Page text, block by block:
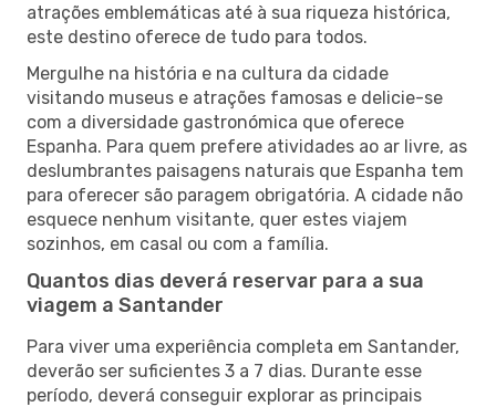
atrações emblemáticas até à sua riqueza histórica,
este destino oferece de tudo para todos.
Mergulhe na história e na cultura da cidade
visitando museus e atrações famosas e delicie-se
com a diversidade gastronómica que oferece
Espanha. Para quem prefere atividades ao ar livre, as
deslumbrantes paisagens naturais que Espanha tem
para oferecer são paragem obrigatória. A cidade não
esquece nenhum visitante, quer estes viajem
sozinhos, em casal ou com a família.
Quantos dias deverá reservar para a sua
viagem a Santander
Para viver uma experiência completa em Santander,
deverão ser suficientes 3 a 7 dias. Durante esse
período, deverá conseguir explorar as principais